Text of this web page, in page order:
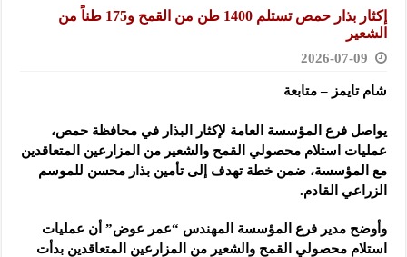
إكثار بذار حمص تستلم 1400 طن من القمح و175 طناً من
الشعير
2026-07-09
شام تايمز – متابعة
يواصل فرع المؤسسة العامة لإكثار البذار في محافظة حمص،
عمليات استلام محصولي القمح والشعير من المزارعين المتعاقدين
مع المؤسسة، ضمن خطة تهدف إلى تأمين بذار محسن للموسم
الزراعي القادم.
وأوضح مدير فرع المؤسسة المهندس “عمر عوض” أن عمليات
استلام محصولي القمح والشعير من المزارعين المتعاقدين بدأت